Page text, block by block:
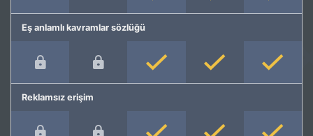
Eş anlamlı kavramlar sözlüğü
Reklamsız erişim